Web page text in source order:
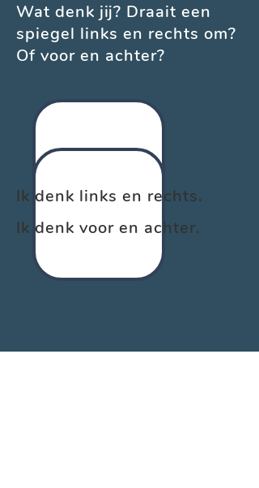
Wat denk jij? Draait een
spiegel links en rechts om?
Of voor en achter?
Ik denk links en rechts.
Ik denk voor en achter.